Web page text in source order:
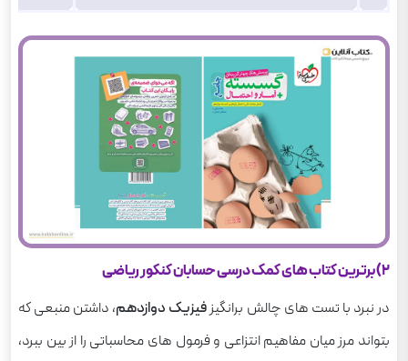
2) برترین کتاب های کمک درسی حسابان کنکور ریاضی
در نبرد با تست های چالش برانگیز فیزیک دوازدهم، داشتن منبعی که
بتواند مرز میان مفاهیم انتزاعی و فرمول های محاسباتی را از بین ببرد،